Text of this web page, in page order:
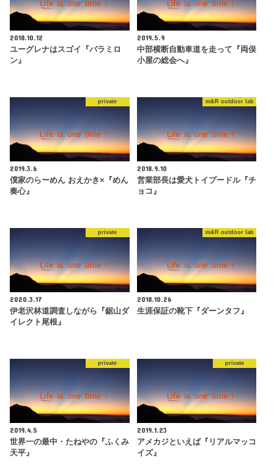
2018.10.12
ユーグレナはスゴイ『パラミロ
ン』
2019.5.9
中部横断自動車道を走って『両俣
小屋の総会へ』
private
2019.3.6
僕家のらーめん おえかき×『めん
奏心』
m&R outdoor lab
2018.9.10
営業部長は愛犬トイプードル『チ
ョコ』
private
2020.3.17
伊老沢林道調査しながら『鋸山ダ
イレクト尾根』
m&R outdoor lab
2018.10.26
生涯保証の靴下『ダーンタフ』
private
2019.4.5
世界一の最中・たねやの『ふくみ
天平』
private
2019.1.23
アメカジといえば『リアルマッコ
イズ』